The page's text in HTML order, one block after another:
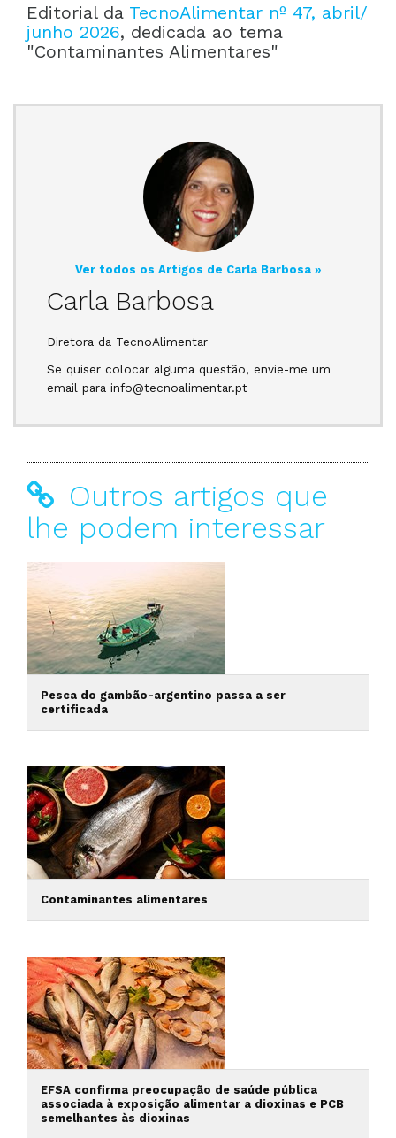
Editorial da TecnoAlimentar nº 47, abril/
junho 2026, dedicada ao tema
"Contaminantes Alimentares"
Ver todos os Artigos de Carla Barbosa »
Carla Barbosa
Diretora da TecnoAlimentar
Se quiser colocar alguma questão, envie-me um
email para info@tecnoalimentar.pt
Outros artigos que
lhe podem interessar
Pesca do gambão-argentino passa a ser
certificada
Contaminantes alimentares
EFSA confirma preocupação de saúde pública
associada à exposição alimentar a dioxinas e PCB
semelhantes às dioxinas